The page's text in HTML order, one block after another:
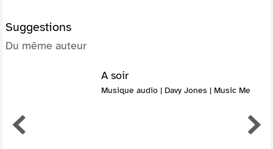
Suggestions
Du même auteur
A soir
Musique audio | Davy Jones | Music Me